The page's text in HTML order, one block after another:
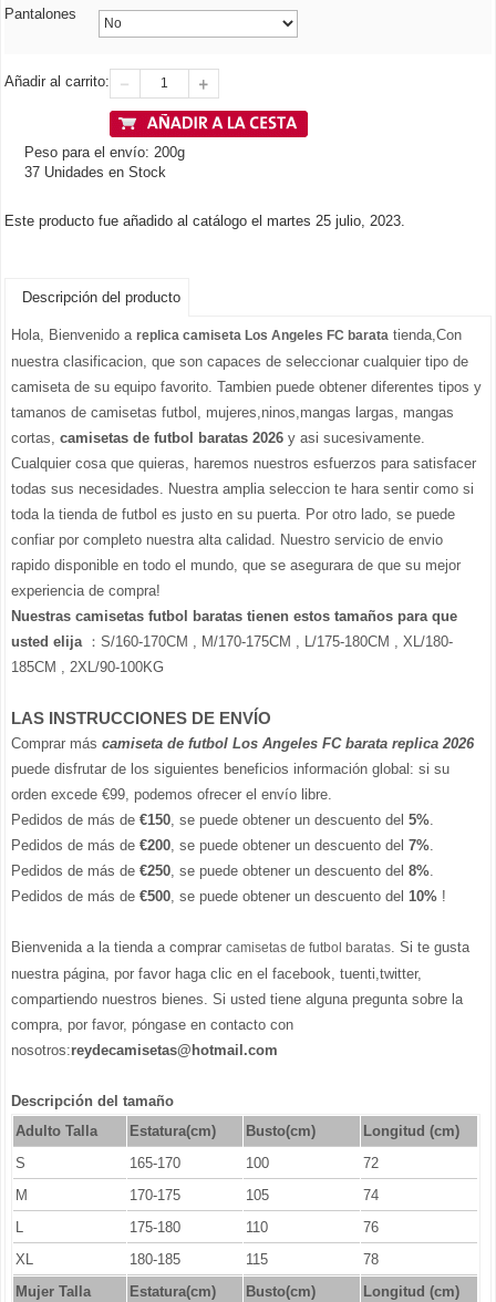
Pantalones
Añadir al carrito:
Peso para el envío: 200g
37 Unidades en Stock
Este producto fue añadido al catálogo el martes 25 julio, 2023.
Descripción del producto
Hola, Bienvenido a replica camiseta Los Angeles FC barata tienda,Con
nuestra clasificacion, que son capaces de seleccionar cualquier tipo de
camiseta de su equipo favorito. Tambien puede obtener diferentes tipos y
tamanos de camisetas futbol, mujeres,ninos,mangas largas, mangas
cortas, camisetas de futbol baratas 2026 y asi sucesivamente.
Cualquier cosa que quieras, haremos nuestros esfuerzos para satisfacer
todas sus necesidades. Nuestra amplia seleccion te hara sentir como si
toda la tienda de futbol es justo en su puerta. Por otro lado, se puede
confiar por completo nuestra alta calidad. Nuestro servicio de envio
rapido disponible en todo el mundo, que se asegurara de que su mejor
experiencia de compra!
Nuestras camisetas futbol baratas tienen estos tamaños para que
usted elija：S/160-170CM , M/170-175CM , L/175-180CM , XL/180-
185CM , 2XL/90-100KG
LAS INSTRUCCIONES DE ENVÍO
Comprar más camiseta de futbol Los Angeles FC barata replica 2026
puede disfrutar de los siguientes beneficios información global: si su
orden excede €99, podemos ofrecer el envío libre.
Pedidos de más de €150, se puede obtener un descuento del 5%.
Pedidos de más de €200, se puede obtener un descuento del 7%.
Pedidos de más de €250, se puede obtener un descuento del 8%.
Pedidos de más de €500, se puede obtener un descuento del 10% !
Bienvenida a la tienda a comprar camisetas de futbol baratas. Si te gusta
nuestra página, por favor haga clic en el facebook, tuenti,twitter,
compartiendo nuestros bienes. Si usted tiene alguna pregunta sobre la
compra, por favor, póngase en contacto con
nosotros:reydecamisetas@hotmail.com
Descripción del tamaño
Adulto Talla
Estatura(cm) Busto(cm)
Longitud (cm)
S
165-170 100
72
M
170-175 105
74
L
175-180 110
76
XL
180-185 115
78
Mujer Talla
Estatura(cm) Busto(cm) Longitud (cm)